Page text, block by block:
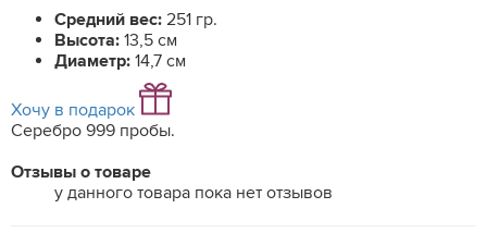
Средний вес: 251 гр.
Высота: 13,5 см
Диаметр: 14,7 см
Хочу в подарок
Серебро 999 пробы.
Отзывы о товаре
у данного товара пока нет отзывов